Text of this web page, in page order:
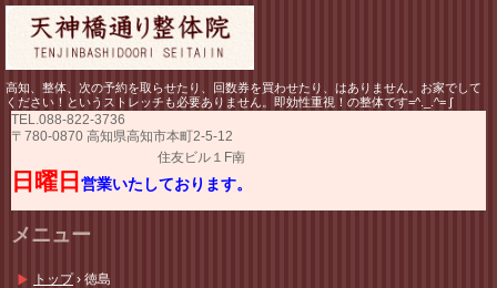
高知、整体、次の予約を取らせたり、回数券を買わせたり、はありません。お家でして
ください！というストレッチも必要ありません。即効性重視！の整体です=^._.^= ∫
TEL.088-822-3736
〒780-0870 高知県高知市本町2-5-12
住友ビル１F南
日曜日 営業いたしております。
メニュー
ン
トップ › 徳島